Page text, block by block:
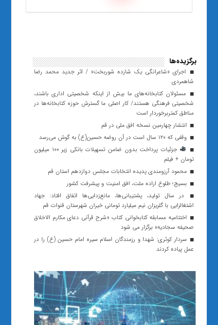
برگزیده‌ها
اجرای «شاعرانگی یک شازده شوربخت» / اثر جدید محمد رضا
شاهمردی
مسئولان کتابخانه‌های ما بیش از اینکه شخصیتی اداری باشند،
شخصیتی فرهنگی هستند/ کار اصلی ما گسترش حوزه کتابخانه‌ها در
مناطق کمتربرخوردار است
انتشار چهارمین نسخه افق ملی در قم
وقفی که ۱۲۰ سال است در آن روضه حسین(ع) به گوش می‌رسد
جزئیات پرداخت بدون ضامن تسهیلات بانکی زیر ١٠٠ میلیون
تومان + فیلم
محمود آرزومندی پدیده انتخابات مجلس دوازدهم استان قم
بسیج؛ طلوع اراده ملت، افق امنیت و پیشرفت کشور
در سال تولید، پشتیبانی‌ها، مانع‌زدایی‌ها اتفاق افتاد: جهاد
اشتغالزایی با گلریزان نیم میلیارد تومانی خیران شهرستان قنوات قم
اختتامیه مسابقه کتابخوانی کتاب «شرح قرآنی دعای مکارم الاخلاق
صحیفه سجادیه» برگزار می شود
سردار کوثری: شهدا و رزمندگان اسلام سیره امام حسین (ع) را در
عمل پیاده کردند